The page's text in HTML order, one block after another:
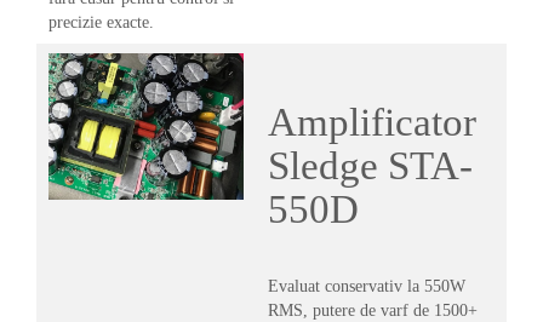
precizie exacte.
Amplificator
Sledge STA-
550D
Evaluat conservativ la 550W
RMS, putere de varf de 1500+